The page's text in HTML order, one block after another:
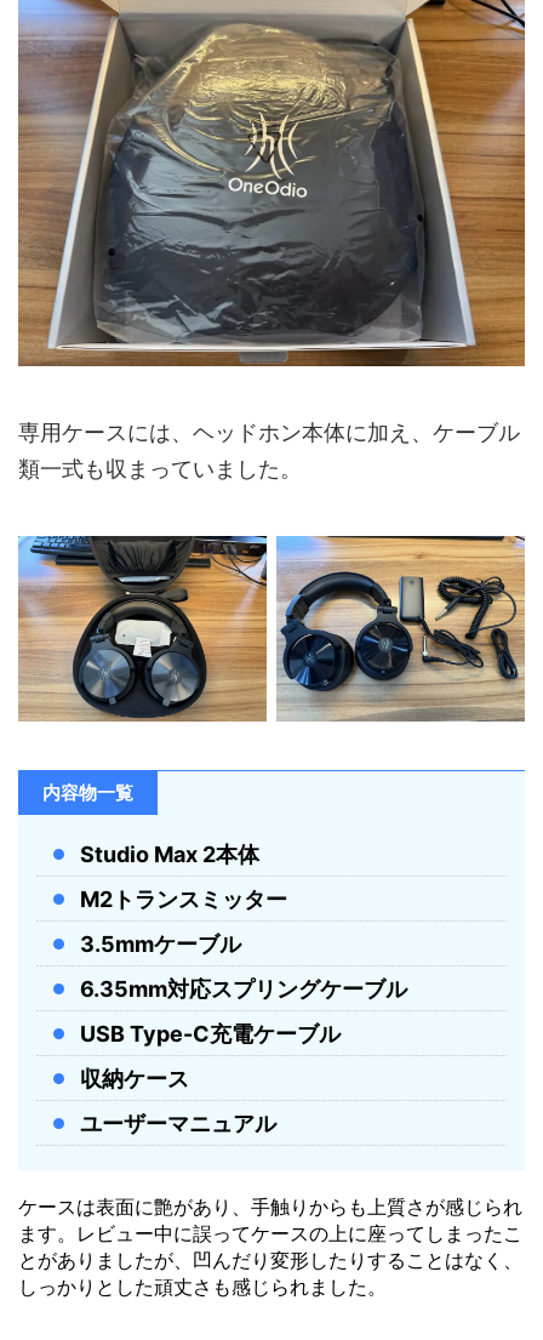
ワイヤレス音声
伝送品質
400kbps
通信距離 約10m
マイク / 通話機能
デュアルマイクENC通話ノイズキャン
セリング対応
EQ機能
4種類のEQプリセット（音楽 / 重低音 /
モニター / カスタム）
アプリ対応 OneOdioアプリ対応
アプリ機能
ムモード、音量制限、長時間装着リマ
インダーなど
時間
超低遅延モード
再生時間
最大60時間
トランスミッタ
ー再生時間
最大50時間
充電時間
音声入力 3.5mm / USB Type-C
イヤーカップ可
動域
上下左右に約180°回転対応
主な用途
DJ、スタジオモニター、楽器練習、ゲ
ーム、リモートワーク、日常リスニン
グ
コラボレーショ
ン
KSHMR
約354g（実測値）
専用ケースには、ヘッドホン本体に加え、ケーブル
類一式も収まっていました。
内容物一覧
Studio Max 2本体
M2トランスミッター
3.5mmケーブル
6.35mm対応スプリングケーブル
USB Type-C充電ケーブル
収納ケース
ユーザーマニュアル
ケースは表面に艶があり、手触りからも上質さが感じられ
ます。レビュー中に誤ってケースの上に座ってしまったこ
とがありましたが、凹んだり変形したりすることはなく、
しっかりとした頑丈さも感じられました。